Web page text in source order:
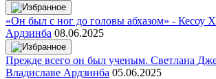
«Он был с ног до головы абхазом» - Кесоу
Ардзинба 08.06.2025
Прежде всего он был ученым. Светлана
Владиславе Ардзинба 05.06.2025